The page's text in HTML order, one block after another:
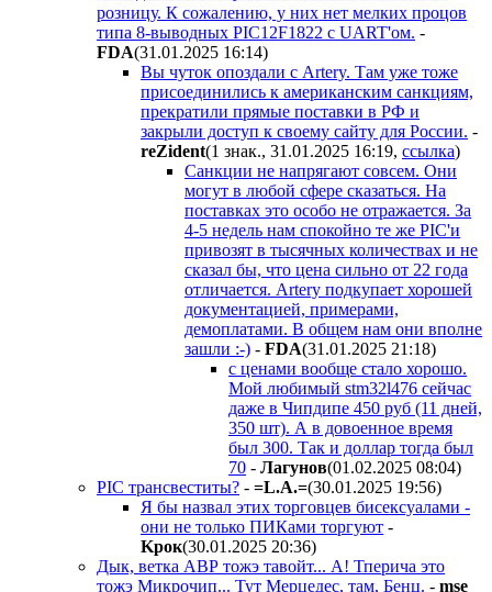
розницу. К сожалению, у них нет мелких процов
типа 8-выводных PIC12F1822 с UART'ом. -
FDA(31.01.2025 16:14)
Вы чуток опоздали с Artery. Там уже тоже
присоединились к американским санкциям,
прекратили прямые поставки в РФ и
закрыли доступ к своему сайту для России. -
reZident(1 знак., 31.01.2025 16:19, ссылка)
Санкции не напрягают совсем. Они
могут в любой сфере сказаться. На
поставках это особо не отражается. За
4-5 недель нам спокойно те же PIC'и
привозят в тысячных количествах и не
сказал бы, что цена сильно от 22 года
отличается. Artery подкупает хорошей
документацией, примерами,
демоплатами. В общем нам они вполне
зашли :-) - FDA(31.01.2025 21:18)
с ценами вообще стало хорошо.
Мой любимый stm32l476 сейчас
даже в Чипдипе 450 руб (11 дней,
350 шт). А в довоенное время
был 300. Так и доллар тогда был
70 - Лaгyнoв(01.02.2025 08:04)
PIC трансвеститы? - =L.A.=(30.01.2025 19:56)
Я бы назвал этих торговцев бисексуалами -
они не только ПИКами торгуют -
Kpoк(30.01.2025 20:36)
Дык, ветка АВР тожэ тавойт... А! Тперича это
тожэ Микрочип... Тут Мерцедес, там, Бенц. - mse